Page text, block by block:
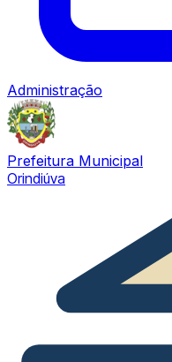
Administração
Prefeitura Municipal
Orindiúva